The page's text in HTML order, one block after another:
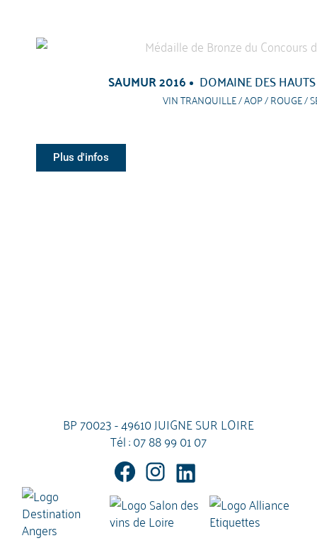
SAUMUR 2016 DOMAINE DES
VIN TRANQUILLE / AOP / ROUGE /
Plus d'infos
BP 70023 - 49610 JUIGNE SUR LOIRE
Tél :07 88 99 01 07